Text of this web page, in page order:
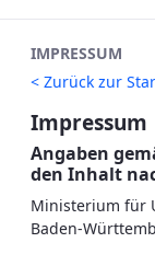
IMPRESSUM
< Zurück zur
Impressum
Angaben
den Inhalt
Ministerium für
Baden-